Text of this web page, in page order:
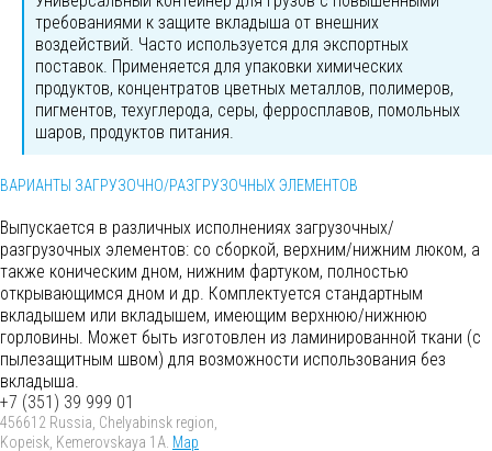
требованиями к защите вкладыша от внешних
воздействий. Часто используется для экспортных
поставок. Применяется для упаковки химических
продуктов, концентратов цветных металлов, полимеров,
пигментов, техуглерода, серы, ферросплавов, помольных
шаров, продуктов питания.
ВАРИАНТЫ ЗАГРУЗОЧНО/РАЗГРУЗОЧНЫХ ЭЛЕМЕНТОВ
Выпускается в различных исполнениях загрузочных/
разгрузочных элементов: со сборкой, верхним/нижним люком, а
также коническим дном, нижним фартуком, полностью
открывающимся дном и др. Комплектуется стандартным
вкладышем или вкладышем, имеющим верхнюю/нижнюю
горловины. Может быть изготовлен из ламинированной ткани (с
пылезащитным швом) для возможности использования без
вкладыша.
+7 (351) 39 999 01
456612 Russia, Chelyabinsk region,
Kopeisk, Kemerovskaya 1A. Map